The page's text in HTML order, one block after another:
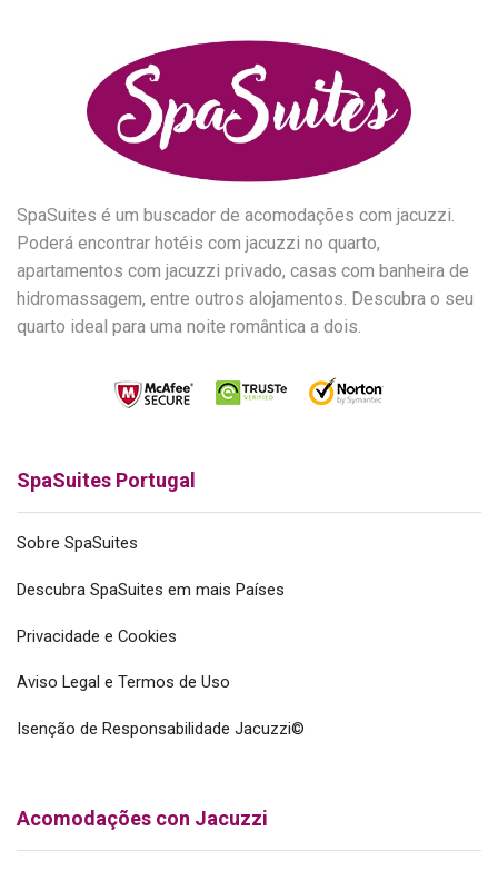
SpaSuites é um buscador de acomodações com jacuzzi.
Poderá encontrar hotéis com jacuzzi no quarto,
apartamentos com jacuzzi privado, casas com banheira de
hidromassagem, entre outros alojamentos. Descubra o seu
quarto ideal para uma noite romântica a dois.
SpaSuites Portugal
Sobre SpaSuites
Descubra SpaSuites em mais Países
Privacidade e Cookies
Aviso Legal e Termos de Uso
Isenção de Responsabilidade Jacuzzi©
Acomodações con Jacuzzi